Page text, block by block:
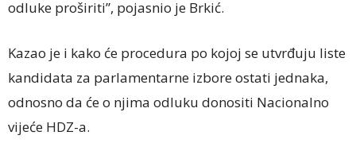
odluke proširiti”, pojasnio je Brkić.
Kazao je i kako će procedura po kojoj se utvrđuju liste
kandidata za parlamentarne izbore ostati jednaka,
odnosno da će o njima odluku donositi Nacionalno
vijeće HDZ-a.